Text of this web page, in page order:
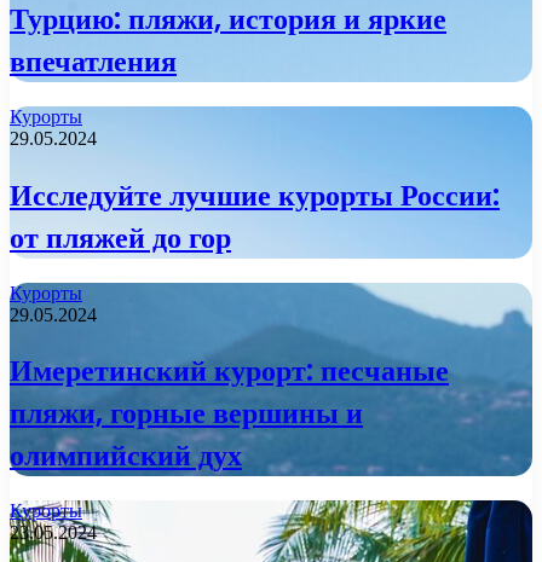
Турцию: пляжи, история и яркие
впечатления
Курорты
29.05.2024
Исследуйте лучшие курорты России:
от пляжей до гор
Курорты
29.05.2024
Имеретинский курорт: песчаные
пляжи, горные вершины и
олимпийский дух
Курорты
23.05.2024